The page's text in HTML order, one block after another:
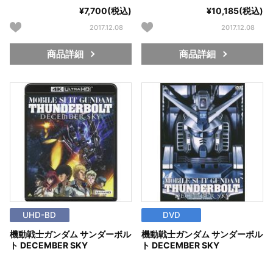
¥7,700(税込)
2017.12.08
商品詳細
¥10,185(税込)
2017.12.08
商品詳細
UHD-BD
機動戦士ガンダム サンダーボル
ト DECEMBER SKY
DVD
機動戦士ガンダム サンダーボル
ト DECEMBER SKY